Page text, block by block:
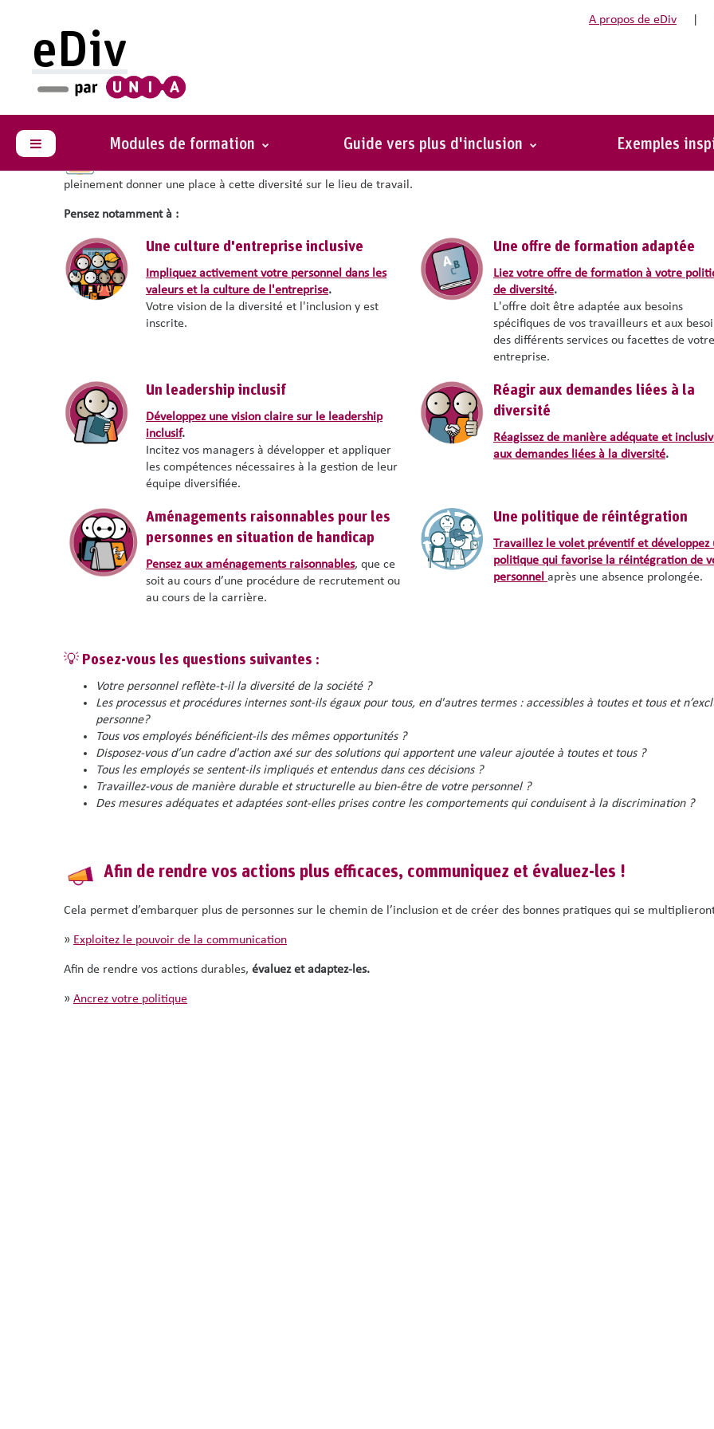
A propos de eDiv
eDiv
Panneau latéral Modules de formation Guide vers plus d'inclusion Exemples
Recruter et maintenir vos talents diversifiés
Promouvoir l'inclusion du personnel
pleinement donner une place à cette diversité sur le lieu de travail.
Pensez notamment à :
Une culture d'entreprise inclusive
Impliquez activement votre personnel dans les
valeurs et la culture de l'entreprise.
Votre vision de la diversité et l'inclusion y est
inscrite.
Une offre de formation adaptée
Liez votre offre de formation à votre
de diversité.
L'offre doit être adaptée aux besoins
spécifiques de vos travailleurs et aux
des différents services ou facettes de votre
entreprise.
Un leadership inclusif
Développez une vision claire sur le leadership
inclusif.
Incitez vos managers à développer et appliquer
les compétences nécessaires à la gestion de leur
équipe diversifiée.
Réagir aux demandes liées à la
diversité
Réagissez de manière adéquate et
aux demandes liées à la diversité.
Aménagements raisonnables pour les
personnes en situation de handicap
Pensez aux aménagements raisonnables, que ce
soit au cours d’une procédure de recrutement ou
au cours de la carrière.
Une politique de réintégration
Travaillez le volet préventif et développez
politique qui favorise la réintégration de
personnel après une absence prolongée.
💡 Posez-vous les questions suivantes :
Votre personnel reflète-t-il la diversité de la société ?
Les processus et procédures internes sont-ils égaux pour tous, en d'autres termes : accessibles à toutes et tous et
personne?
Tous vos employés bénéficient-ils des mêmes opportunités ?
Disposez-vous d’un cadre d'action axé sur des solutions qui apportent une valeur ajoutée à toutes et tous ?
Tous les employés se sentent-ils impliqués et entendus dans ces décisions ?
Travaillez-vous de manière durable et structurelle au bien-être de votre personnel ?
Des mesures adéquates et adaptées sont-elles prises contre les comportements qui conduisent à la discrimination ?
Afin de rendre vos actions plus efficaces, communiquez et évaluez-les !
Cela permet d’embarquer plus de personnes sur le chemin de l’inclusion et de créer des bonnes pratiques qui se
» Exploitez le pouvoir de la communication
Afin de rendre vos actions durables, évaluez et adaptez-les.
» Ancrez votre politique